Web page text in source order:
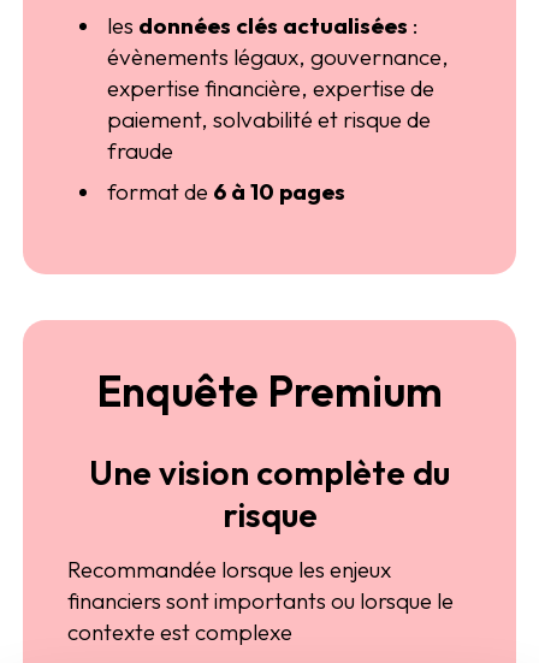
les données clés actualisées :
évènements légaux, gouvernance,
expertise financière, expertise de
paiement, solvabilité et risque de
fraude
format de 6 à 10 pages
Enquête Premium
Une vision complète du
risque
Recommandée lorsque les enjeux
financiers sont importants ou lorsque le
contexte est complexe